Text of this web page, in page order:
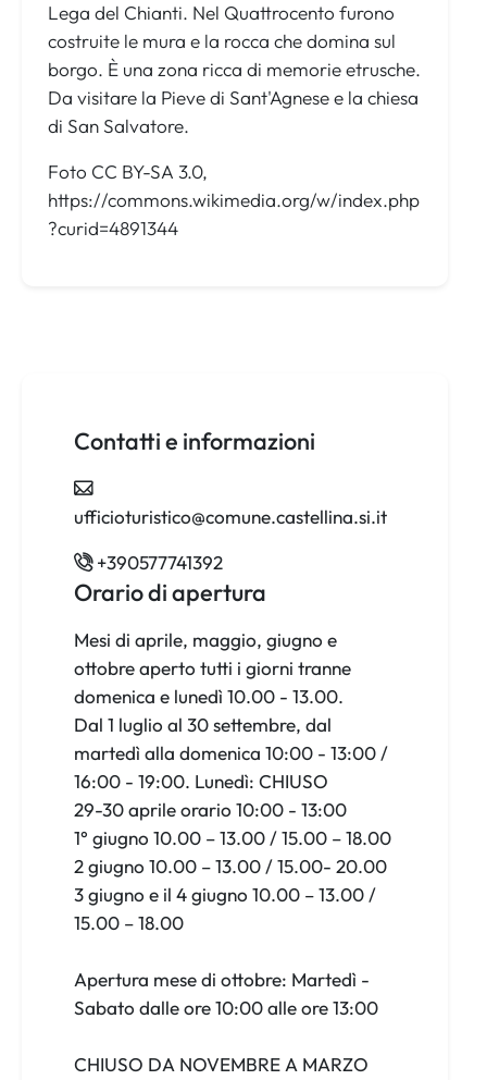
Lega del Chianti. Nel Quattrocento furono
costruite le mura e la rocca che domina sul
borgo. È una zona ricca di memorie etrusche.
Da visitare la Pieve di Sant'Agnese e la chiesa
di San Salvatore.
Foto CC BY-SA 3.0,
https://commons.wikimedia.org/w/index.php
?curid=4891344
Contatti e informazioni
ufficioturistico@comune.castellina.si.it
+390577741392
Orario di apertura
Mesi di aprile, maggio, giugno e
ottobre aperto tutti i giorni tranne
domenica e lunedì 10.00 - 13.00.
Dal 1 luglio al 30 settembre, dal
martedì alla domenica 10:00 - 13:00 /
16:00 - 19:00. Lunedì: CHIUSO
29-30 aprile orario 10:00 - 13:00
1° giugno 10.00 – 13.00 / 15.00 – 18.00
2 giugno 10.00 – 13.00 / 15.00- 20.00
3 giugno e il 4 giugno 10.00 – 13.00 /
15.00 – 18.00
Apertura mese di ottobre: Martedì -
Sabato dalle ore 10:00 alle ore 13:00
CHIUSO DA NOVEMBRE A MARZO